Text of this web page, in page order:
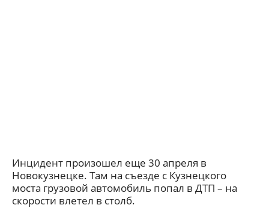
Инцидент произошел еще 30 апреля в
Новокузнецке. Там на съезде с Кузнецкого
моста грузовой автомобиль попал в ДТП – на
скорости влетел в столб.